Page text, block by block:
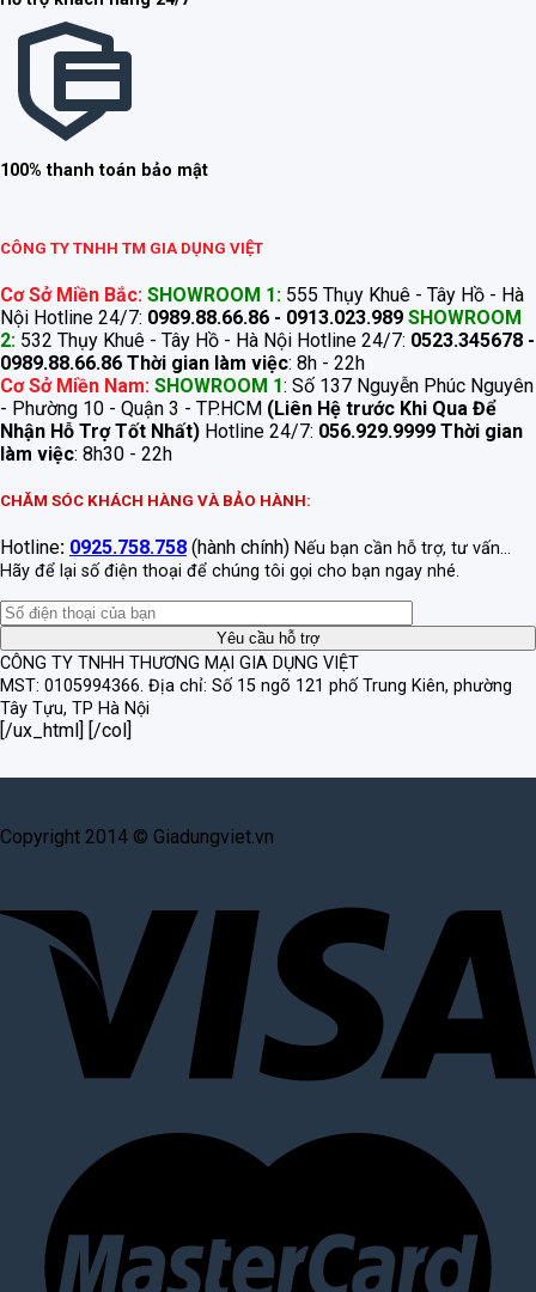
100% thanh toán bảo mật
CÔNG TY TNHH TM GIA DỤNG VIỆT
Cơ Sở Miền Bắc: SHOWROOM 1: 555 Thụy Khuê - Tây Hồ - Hà
Nội Hotline 24/7: 0989.88.66.86 - 0913.023.989 SHOWROOM
2: 532 Thụy Khuê - Tây Hồ - Hà Nội Hotline 24/7: 0523.345678 -
0989.88.66.86 Thời gian làm việc: 8h - 22h
Cơ Sở Miền Nam: SHOWROOM 1: Số 137 Nguyễn Phúc Nguyên
- Phường 10 - Quận 3 - TP.HCM (Liên Hệ trước Khi Qua Để
Nhận Hỗ Trợ Tốt Nhất) Hotline 24/7: 056.929.9999 Thời gian
làm việc: 8h30 - 22h
CHĂM SÓC KHÁCH HÀNG VÀ BẢO HÀNH:
Hotline: 0925.758.758 (hành chính) Nếu bạn cần hỗ trợ, tư vấn...
Hãy để lại số điện thoại để chúng tôi gọi cho bạn ngay nhé.
CÔNG TY TNHH THƯƠNG MẠI GIA DỤNG VIỆT
MST: 0105994366. Địa chỉ: Số 15 ngõ 121 phố Trung Kiên, phường
Tây Tựu, TP Hà Nội
[/ux_html] [/col]
Copyright 2014 © Giadungviet.vn